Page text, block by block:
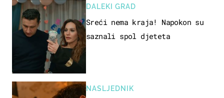
DALEKI GRAD
Sreći nema kraja! Napokon su
saznali spol djeteta
NASLJEDNIK